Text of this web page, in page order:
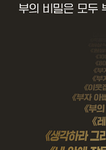
년의 몰입이 인생의 궤도를